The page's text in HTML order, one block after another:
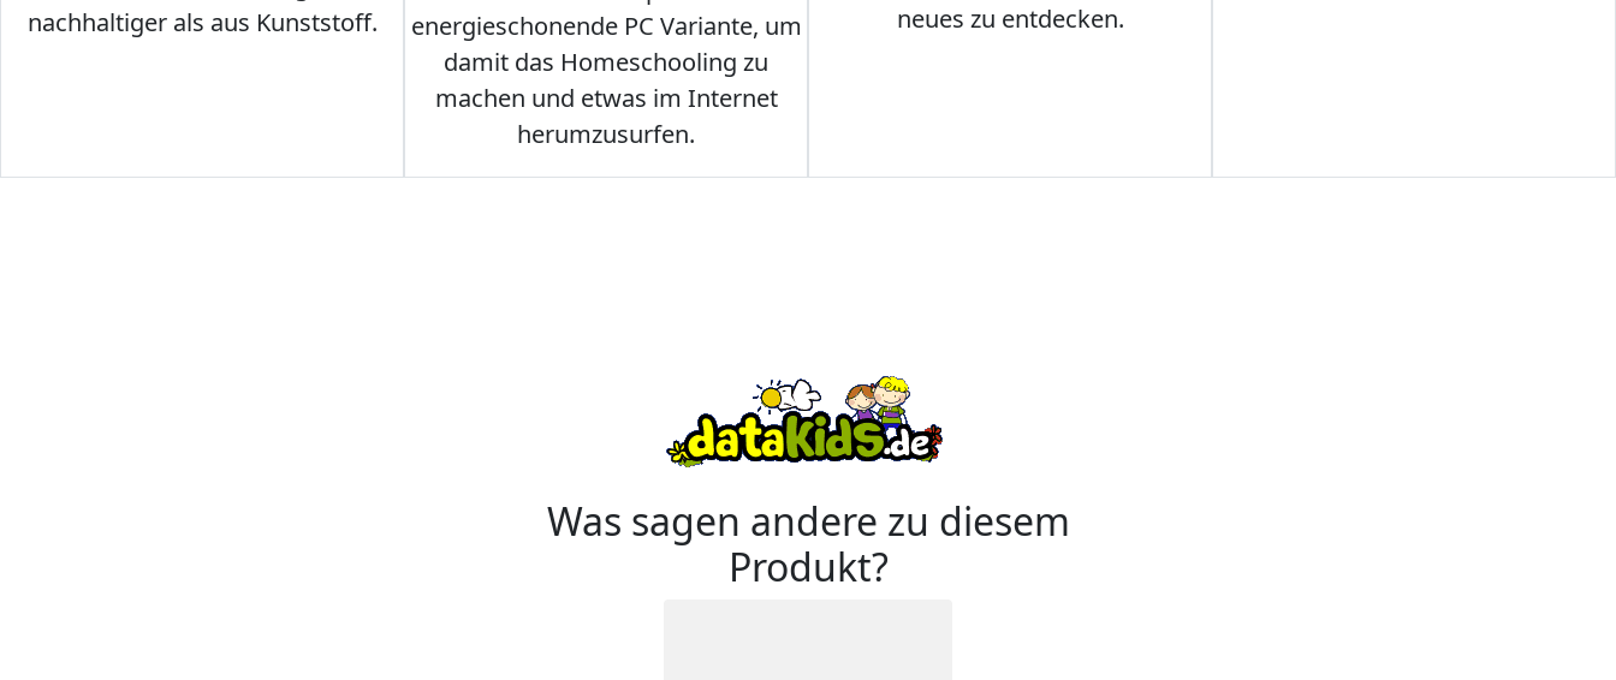
nachhaltiger als aus Kunststoff.
energieschonende PC Variante, um
damit das Homeschooling zu
machen und etwas im Internet
herumzusurfen.
neues zu entdecken.
Was sagen andere zu diesem
Produkt?